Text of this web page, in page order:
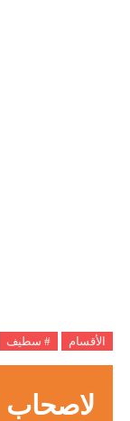
الأقسام # سطيف
لاصحاب